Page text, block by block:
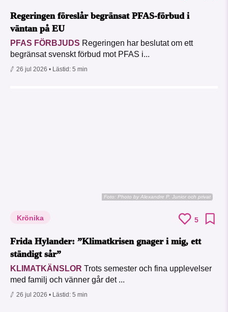
Regeringen föreslår begränsat PFAS-förbud i
väntan på EU
PFAS FÖRBJUDS Regeringen har beslutat om ett
begränsat svenskt förbud mot PFAS i...
26 jul 2026 • Lästid: 5 min
Foto: Photo by Alexandre P. Junior och privat
Krönika 5
Frida Hylander: ”Klimatkrisen gnager i mig, ett
ständigt sår”
KLIMATKÄNSLOR Trots semester och fina upplevelser
med familj och vänner går det ...
26 jul 2026 • Lästid: 5 min